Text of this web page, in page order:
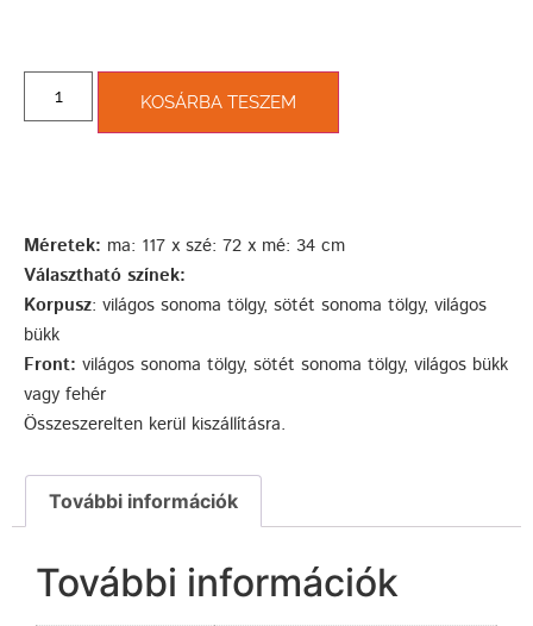
KOSÁRBA TESZEM
Méretek: ma: 117 x szé: 72 x mé: 34 cm
Választható színek:
Korpusz: világos sonoma tölgy, sötét sonoma tölgy, világos
bükk
Front: világos sonoma tölgy, sötét sonoma tölgy, világos bükk
vagy fehér
Összeszerelten kerül kiszállításra.
További információk
További információk